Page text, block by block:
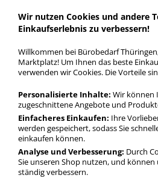
Laserpapier A4
Format A4 >
Laserpapier A4 160 gm² in bester
Preis. Finden Sie schnell
Filter-Funktion.
Laserpapier A4 160 g/m²
mehr Infos zur Kategorie
Wir nutzen Cookies und andere
Einkaufserlebnis zu verbessern!
Willkommen bei Bürobedarf
Marktplatz! Um Ihnen das beste
verwenden wir Cookies. Die Vorteile
Personalisierte Inhalte: Wir können
zugeschnittene Angebote und
Einfacheres Einkaufen: Ihre
werden gespeichert, sodass Sie
einkaufen können.
Analyse und Verbesserung: Durch
Sie unseren Shop nutzen, und
ständig verbessern.